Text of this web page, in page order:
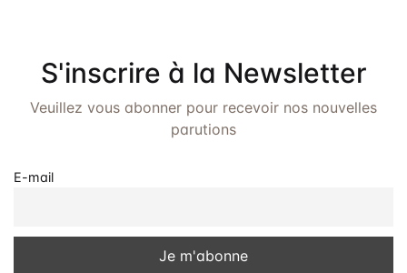
S'inscrire à la Newsletter
Veuillez vous abonner pour recevoir nos nouvelles
parutions
E-mail